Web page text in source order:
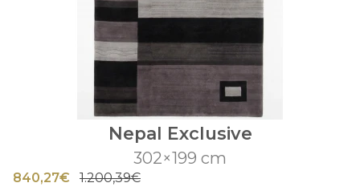
Nepal Exclusive
302×199 cm
840,27€
1.200,39€